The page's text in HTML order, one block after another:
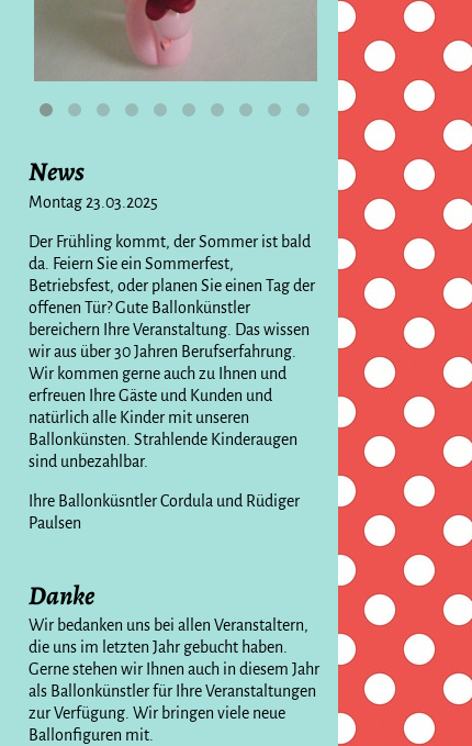
News
Montag 23.03.2025
Der Frühling kommt, der Sommer ist bald
da. Feiern Sie ein Sommerfest,
Betriebsfest, oder planen Sie einen Tag der
offenen Tür? Gute Ballonkünstler
bereichern Ihre Veranstaltung. Das wissen
wir aus über 30 Jahren Berufserfahrung.
Wir kommen gerne auch zu Ihnen und
erfreuen Ihre Gäste und Kunden und
natürlich alle Kinder mit unseren
Ballonkünsten. Strahlende Kinderaugen
sind unbezahlbar.
Ihre Ballonküsntler Cordula und Rüdiger
Paulsen
Danke
Wir bedanken uns bei allen Veranstaltern,
die uns im letzten Jahr gebucht haben.
Gerne stehen wir Ihnen auch in diesem Jahr
als Ballonkünstler für Ihre Veranstaltungen
zur Verfügung. Wir bringen viele neue
Ballonfiguren mit.